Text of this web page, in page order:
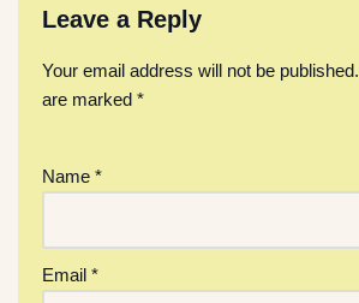
Leave a Reply
Your email address will not be published.
are marked *
Name *
Email *